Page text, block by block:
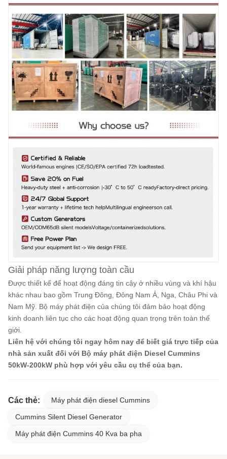
Giải pháp năng lượng toàn cầu
Được thiết kế để hoạt động đáng tin cậy ở nhiều vùng và khí hậu
khác nhau bao gồm Trung Đông, Đông Nam Á, Nga, Châu Phi và
Nam Mỹ. Bộ máy phát điện của chúng tôi đảm bảo hoạt động
kinh doanh liên tục cho các hoạt động quan trọng trên toàn thế
giới.
Liên hệ với chúng tôi ngay hôm nay để biết giá trực tiếp của
nhà sản xuất đối với Bộ máy phát điện Diesel Cummins
50kW-200kW phù hợp với yêu cầu cụ thể của bạn.
Các thẻ: Máy phát điện diesel Cummins
Cummins Silent Diesel Generator
Máy phát điện Cummins 40 Kva ba pha